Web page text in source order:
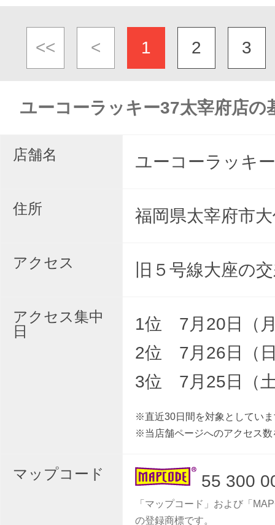
<< < 1 2 3
ユーコーラッキー37太宰府店の
店舗名 ユーコーラッキ
住所 福岡県太宰府市
アクセス 旧５号線大座の
アクセス集中
日
1位 7月20日（
2位 7月26日（
3位 7月25日（
※直近30日間を対象としてい
※当店舗ページへのアクセス数
マップコード 55 300
「マップコード」および「
の登録商標です。